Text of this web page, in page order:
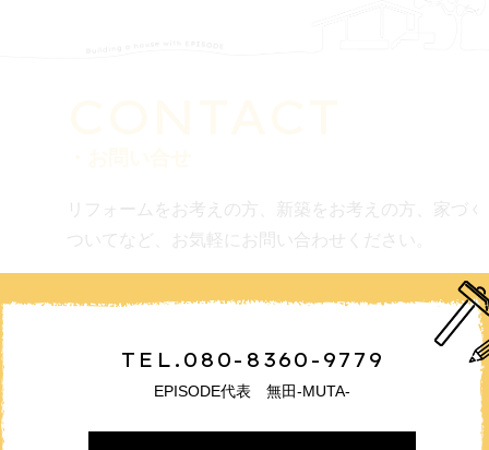
リフォームをお考えの方、新築をお考えの方、家づ
ついてなど、お気軽にお問い合わせください。
TEL.080-8360-9779
EPISODE代表 無田-MUTA-